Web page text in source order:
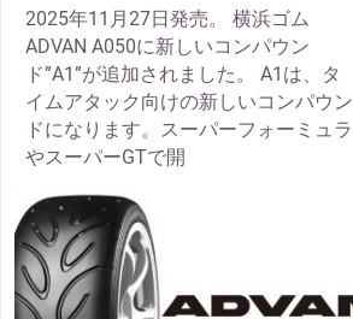
2025年11月27日発売。 横浜ゴム
ADVAN A050に新しいコンパウン
ド”A1”が追加されました。 A1は、タ
イムアタック向けの新しいコンパウン
ドになります。スーパーフォーミュラ
やスーパーGTで開
thumbnail